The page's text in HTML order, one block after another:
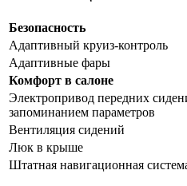
Безопасность
Адаптивный круиз-контроль
Адаптивные фары
Комфорт в салоне
Электропривод передних
запоминанием параметров
Вентиляция сидений
Люк в крыше
Штатная навигационная